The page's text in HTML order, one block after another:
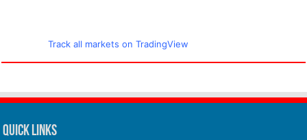
Track all markets on TradingView
Quick Links